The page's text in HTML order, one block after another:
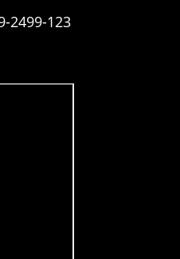
2499-123